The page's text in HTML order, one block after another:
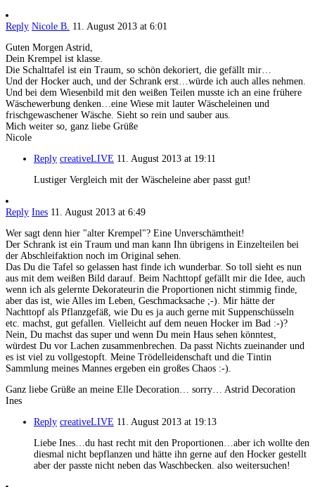
Reply Nicole B. 11. August 2013 at 6:01
Guten Morgen Astrid,
Dein Krempel ist klasse.
Die Schalttafel ist ein Traum, so schön dekoriert, die gefällt mir…
Und der Hocker auch, und der Schrank erst…würde ich auch alles nehmen.
Und bei dem Wiesenbild mit den weißen Teilen musste ich an eine frühere
Wäschewerbung denken…eine Wiese mit lauter Wäscheleinen und
frischgewaschener Wäsche. Sieht so rein und sauber aus.
Mich weiter so, ganz liebe Grüße
Nicole
Reply creativeLIVE 11. August 2013 at 19:11
Lustiger Vergleich mit der Wäscheleine aber passt gut!
Reply Ines 11. August 2013 at 6:49
Wer sagt denn hier "alter Krempel"? Eine Unverschämtheit!
Der Schrank ist ein Traum und man kann Ihn übrigens in Einzelteilen bei
der Abschleifaktion noch im Original sehen.
Das Du die Tafel so gelassen hast finde ich wunderbar. So toll sieht es nun
aus mit dem weißen Bild darauf. Beim Nachttopf gefällt mir die Idee, auch
wenn ich als gelernte Dekorateurin die Proportionen nicht stimmig finde,
aber das ist, wie Alles im Leben, Geschmacksache ;-). Mir hätte der
Nachttopf als Pflanzgefäß, wie Du es ja auch gerne mit Suppenschüsseln
etc. machst, gut gefallen. Vielleicht auf dem neuen Hocker im Bad :-)?
Nein, Du machst das super und wenn Du mein Haus sehen könntest,
würdest Du vor Lachen zusammenbrechen. Da passt Nichts zueinander und
es ist viel zu vollgestopft. Meine Trödelleidenschaft und die Tintin
Sammlung meines Mannes ergeben ein großes Chaos :-).
Ganz liebe Grüße an meine Elle Decoration… sorry… Astrid Decoration
Ines
Reply creativeLIVE 11. August 2013 at 19:13
Liebe Ines…du hast recht mit den Proportionen…aber ich wollte den
diesmal nicht bepflanzen und hätte ihn gerne auf den Hocker gestellt
aber der passte nicht neben das Waschbecken. also weitersuchen!